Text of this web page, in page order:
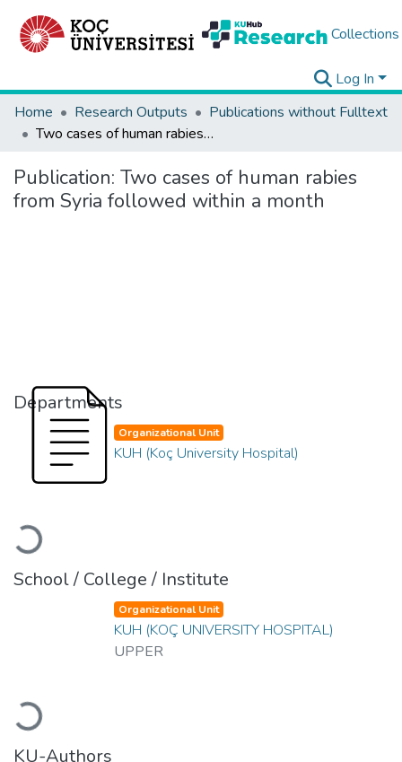
Collections
Log In
Home
Research Outputs
Publications without Fulltext
Two cases of human rabies from Syria followed within a month
Publication: Two cases of human rabies
from Syria followed within a month
Departments
Loading...
Organizational Unit
KUH (Koç University Hospital)
School / College / Institute
Loading...
Organizational Unit
KUH (KOÇ UNIVERSITY HOSPITAL)
UPPER
KU-Authors